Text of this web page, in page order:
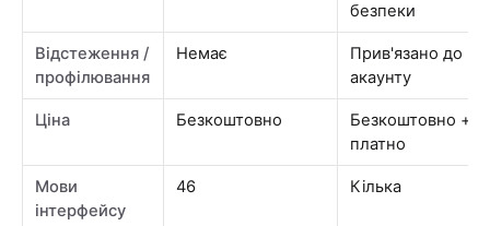
безпеки
Відстеження /
профілювання
Немає
Прив'язано до
акаунту
Ціна Безкоштовно
Безкоштовно +
платно
Мови
інтерфейсу
46 Кілька